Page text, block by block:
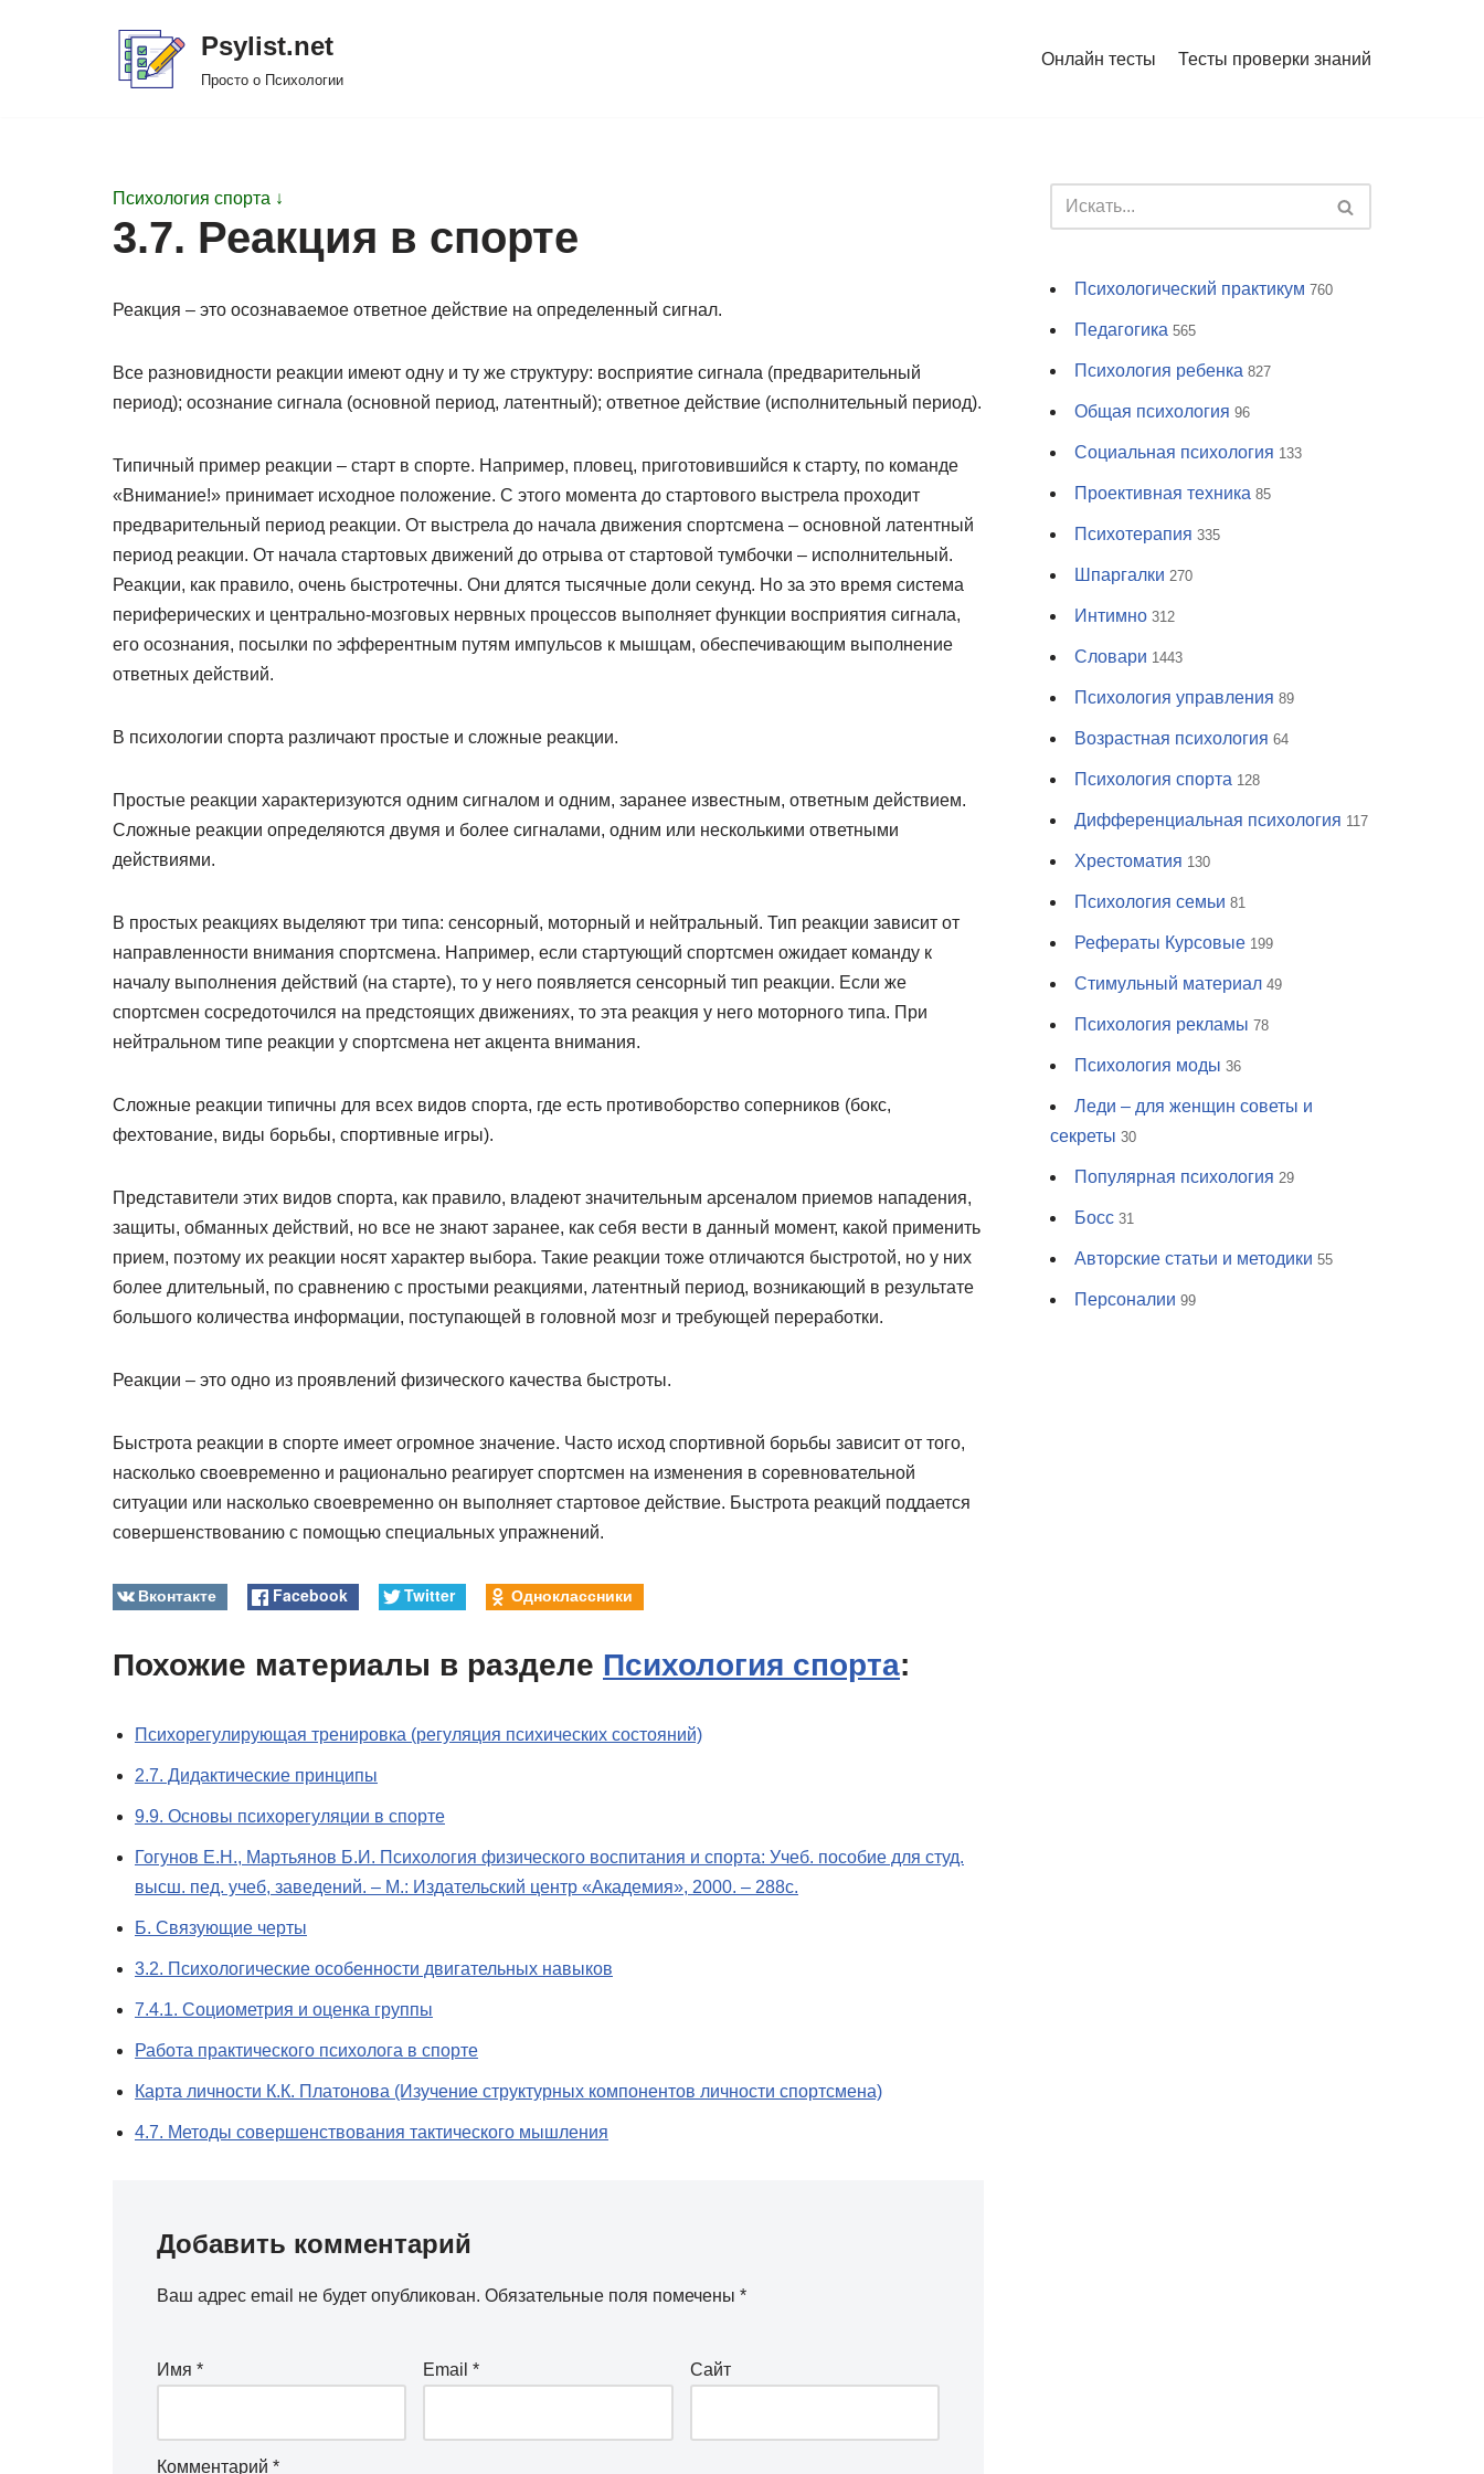
Psylist.net
Просто о Психологии
Онлайн тесты Тесты проверки знаний
Психология спорта ↓
3.7. Реакция в спорте
Реакция – это осознаваемое ответное действие на определенный сигнал.
Все разновидности реакции имеют одну и ту же структуру: восприятие сигнала (предварительный
период); осознание сигнала (основной период, латентный); ответное действие (исполнительный период).
Типичный пример реакции – старт в спорте. Например, пловец, приготовившийся к старту, по команде
«Внимание!» принимает исходное положение. С этого момента до стартового выстрела проходит
предварительный период реакции. От выстрела до начала движения спортсмена – основной латентный
период реакции. От начала стартовых движений до отрыва от стартовой тумбочки – исполнительный.
Реакции, как правило, очень быстротечны. Они длятся тысячные доли секунд. Но за это время система
периферических и центрально-мозговых нервных процессов выполняет функции восприятия сигнала,
его осознания, посылки по эфферентным путям импульсов к мышцам, обеспечивающим выполнение
ответных действий.
В психологии спорта различают простые и сложные реакции.
Простые реакции характеризуются одним сигналом и одним, заранее известным, ответным действием.
Сложные реакции определяются двумя и более сигналами, одним или несколькими ответными
действиями.
В простых реакциях выделяют три типа: сенсорный, моторный и нейтральный. Тип реакции зависит от
направленности внимания спортсмена. Например, если стартующий спортсмен ожидает команду к
началу выполнения действий (на старте), то у него появляется сенсорный тип реакции. Если же
спортсмен сосредоточился на предстоящих движениях, то эта реакция у него моторного типа. При
нейтральном типе реакции у спортсмена нет акцента внимания.
Сложные реакции типичны для всех видов спорта, где есть противоборство соперников (бокс,
фехтование, виды борьбы, спортивные игры).
Представители этих видов спорта, как правило, владеют значительным арсеналом приемов нападения,
защиты, обманных действий, но все не знают заранее, как себя вести в данный момент, какой применить
прием, поэтому их реакции носят характер выбора. Такие реакции тоже отличаются быстротой, но у них
более длительный, по сравнению с простыми реакциями, латентный период, возникающий в результате
большого количества информации, поступающей в головной мозг и требующей переработки.
Реакции – это одно из проявлений физического качества быстроты.
Быстрота реакции в спорте имеет огромное значение. Часто исход спортивной борьбы зависит от того,
насколько своевременно и рационально реагирует спортсмен на изменения в соревновательной
ситуации или насколько своевременно он выполняет стартовое действие. Быстрота реакций поддается
совершенствованию с помощью специальных упражнений.
Вконтакте Facebook Twitter Одноклассники
Похожие материалы в разделе Психология спорта:
Психорегулирующая тренировка (регуляция психических состояний)
2.7. Дидактические принципы
9.9. Основы психорегуляции в спорте
Гогунов Е.Н., Мартьянов Б.И. Психология физического воспитания и спорта: Учеб. пособие для студ.
высш. пед. учеб, заведений. – М.: Издательский центр «Академия», 2000. – 288с.
Б. Связующие черты
3.2. Психологические особенности двигательных навыков
7.4.1. Социометрия и оценка группы
Работа практического психолога в спорте
Карта личности К.К. Платонова (Изучение структурных компонентов личности спортсмена)
4.7. Методы совершенствования тактического мышления
Добавить комментарий
Ваш адрес email не будет опубликован. Обязательные поля помечены *
Имя * Email* Сайт
Комментарий *
Психологический практикум 760
Педагогика 565
Психология ребенка 827
Общая психология 96
Социальная психология 133
Проективная техника 85
Психотерапия 335
Шпаргалки 270
Интимно 312
Словари 1443
Психология управления 89
Возрастная психология 64
Психология спорта 128
Дифференциальная психология 117
Хрестоматия 130
Психология семьи 81
Рефераты Курсовые 199
Стимульный материал 49
Психология рекламы 78
Психология моды 36
Леди – для женщин советы и
секреты 30
Популярная психология 29
Босс 31
Авторские статьи и методики 55
Персоналии 99